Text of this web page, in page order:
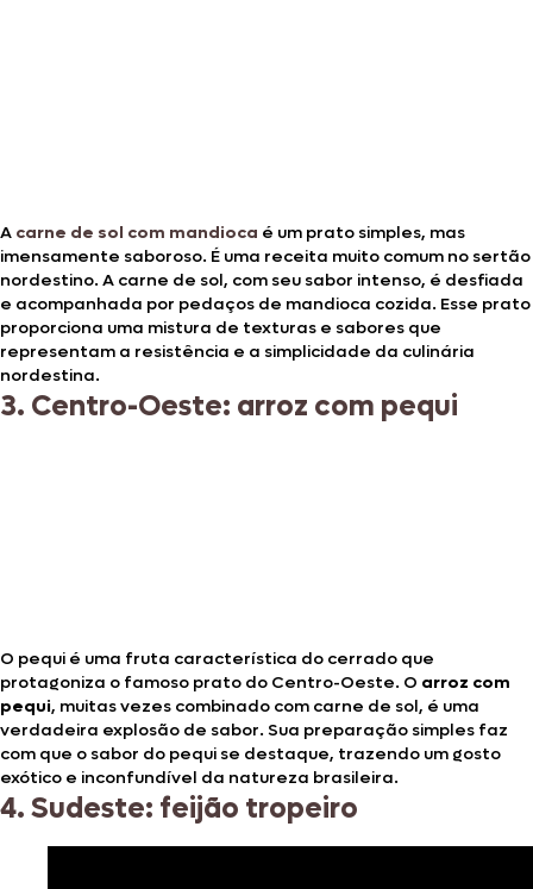
A carne de sol com mandioca é um prato simples, mas
imensamente saboroso. É uma receita muito comum no sertão
nordestino. A carne de sol, com seu sabor intenso, é desfiada
e acompanhada por pedaços de mandioca cozida. Esse prato
proporciona uma mistura de texturas e sabores que
representam a resistência e a simplicidade da culinária
nordestina.
3. Centro-Oeste: arroz com pequi
O pequi é uma fruta característica do cerrado que
protagoniza o famoso prato do Centro-Oeste. O arroz com
pequi, muitas vezes combinado com carne de sol, é uma
verdadeira explosão de sabor. Sua preparação simples faz
com que o sabor do pequi se destaque, trazendo um gosto
exótico e inconfundível da natureza brasileira.
4. Sudeste: feijão tropeiro